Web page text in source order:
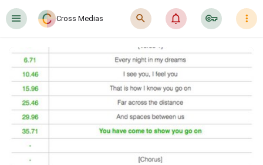
󰍜 Cross Medias 󰍉 󰂜 󰷖 󰇙